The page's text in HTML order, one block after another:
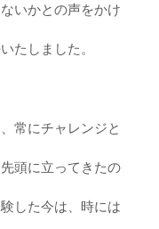
いかとの声をかけ
たしました。
常にチャレンジと
頭に立ってきたの
した今は、時には